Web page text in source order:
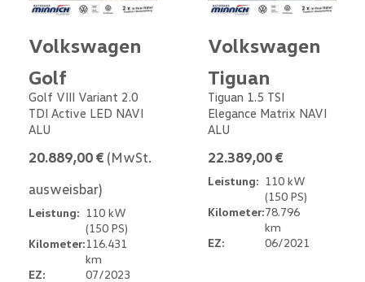
Volkswagen
Golf
Golf VIII Variant 2.0
TDI Active LED NAVI
ALU
20.889,00 € (MwSt.
ausweisbar)
Leistung: 110 kW
(150 PS)
Kilometer:116.431
km
EZ:
07/2023
Volkswagen
Tiguan
Tiguan 1.5 TSI
Elegance Matrix NAVI
ALU
22.389,00 €
Leistung: 110 kW
(150 PS)
Kilometer:78.796
km
EZ:
06/2021